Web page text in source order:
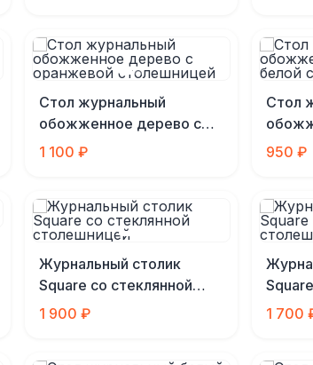
Стол журнальный
обожженное дерево с
оранжевой столешницей
1 100 ₽
Стол
белой
950 ₽
Журнальный столик
Square со стеклянной
столешницей
1 900 ₽ 1 700